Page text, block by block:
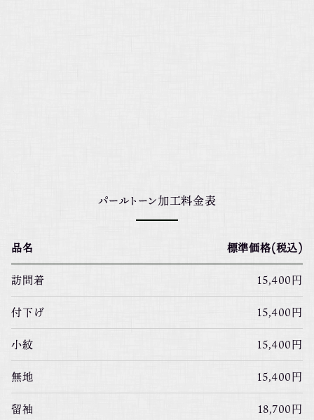
パールトーン加工料金表
品名 標準価格(税込)
訪問着 15,400円
付下げ 15,400円
小紋 15,400円
無地 15,400円
留袖 18,700円